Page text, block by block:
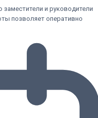
заместители и руководители
позволяет оперативно